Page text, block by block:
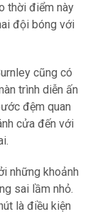
thời điểm này
đội bóng với
cũng có
trình diễn ấn
đệm quan
cửa đến với
những khoảnh
sai lầm nhỏ.
là điều kiện